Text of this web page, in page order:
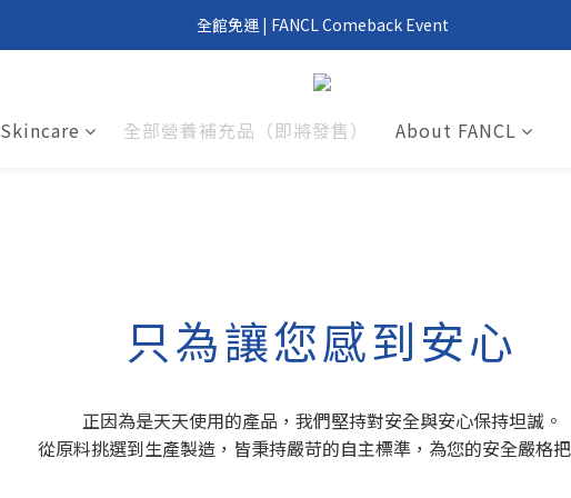
我們回來了！6/1 FANCL 正式重返台灣
全館免運 | FANCL Comeback Event
滿 2000 元、4000 元即享好禮 | FANCL Comeback Event
我們回來了！6/1 FANCL 正式重返台灣
Skincare 全部營養補充品（即將發售） About FANCL
只為讓您感到安心
正因為是天天使用的產品，我們堅持對安全與安心保持坦誠。
從原料挑選到生產製造，皆秉持嚴苛的自主標準，為您的安全嚴格